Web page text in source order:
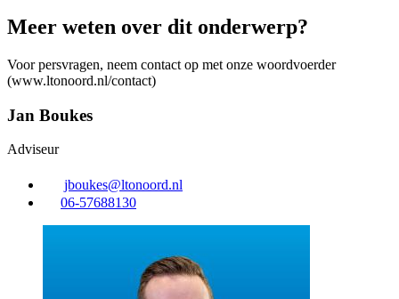
Meer weten over dit onderwerp?
Voor persvragen, neem contact op met onze woordvoerder
(www.ltonoord.nl/contact)
Jan Boukes
Adviseur
jboukes@ltonoord.nl
06-57688130